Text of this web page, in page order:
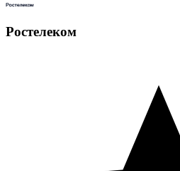
Ростелеком